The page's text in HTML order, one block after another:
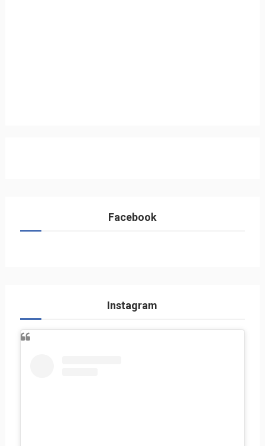
Facebook
Instagram